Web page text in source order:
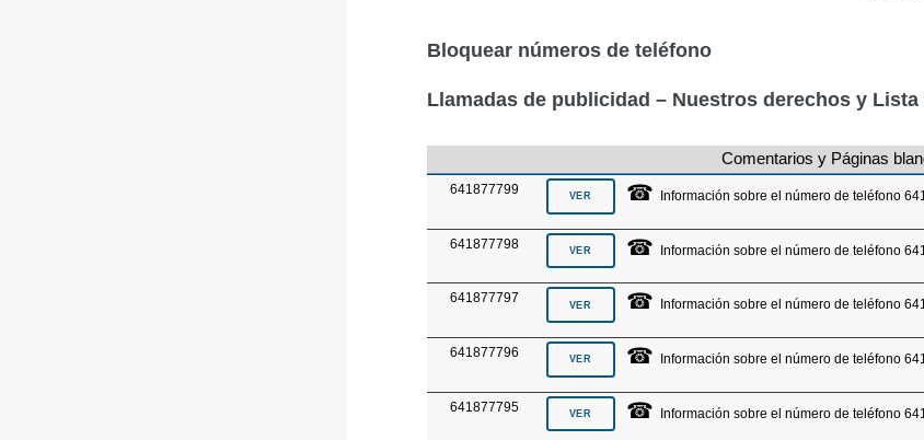
Bloquear números de teléfono
Llamadas de publicidad – Nuestros derechos y
Comentarios y Páginas
641877799 ☎ Información sobre el número de teléfono
641877798 ☎ Información sobre el número de teléfono
641877797 ☎ Información sobre el número de teléfono
641877796 ☎ Información sobre el número de teléfono
641877795 ☎ Información sobre el número de teléfono